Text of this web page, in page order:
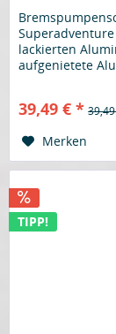
lackierten
aufgenietete
39,49 € *
Merken
TIPP!